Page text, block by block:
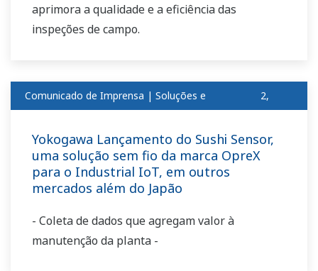
aprimora a qualidade e a eficiência das
inspeções de campo.
Comunicado de Imprensa | Soluções e 2,
Yokogawa Lançamento do Sushi Sensor,
uma solução sem fio da marca OpreX
para o Industrial IoT, em outros
mercados além do Japão
- Coleta de dados que agregam valor à
manutenção da planta -